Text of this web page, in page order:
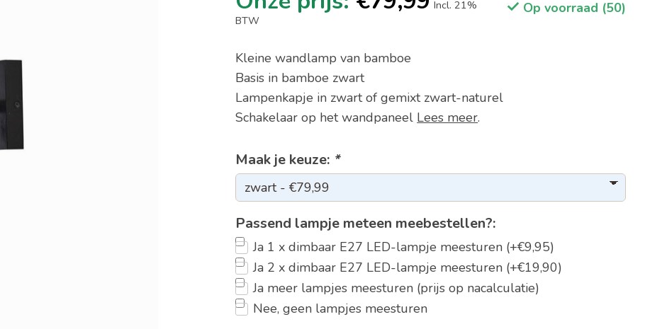
Incl. 21%
BTW
Op voorraad (50)
Kleine wandlamp van bamboe
Basis in bamboe zwart
Lampenkapje in zwart of gemixt zwart-naturel
Schakelaar op het wandpaneel Lees meer.
Maak je keuze: *
Passend lampje meteen meebestellen?:
Ja 1 x dimbaar E27 LED-lampje meesturen (+€9,95)
Ja 2 x dimbaar E27 LED-lampje meesturen (+€19,90)
Ja meer lampjes meesturen (prijs op nacalculatie)
Nee, geen lampjes meesturen